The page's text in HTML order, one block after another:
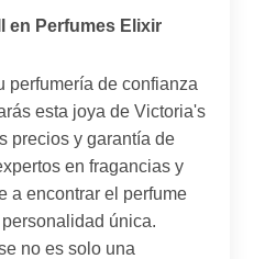
en Perfumes Elixir
perfumería de confianza
esta joya de Victoria's
precios y garantía de
en fragancias y
a encontrar el perfume
única.
no es solo una